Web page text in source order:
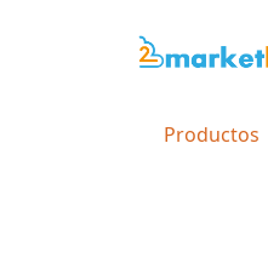
Productos